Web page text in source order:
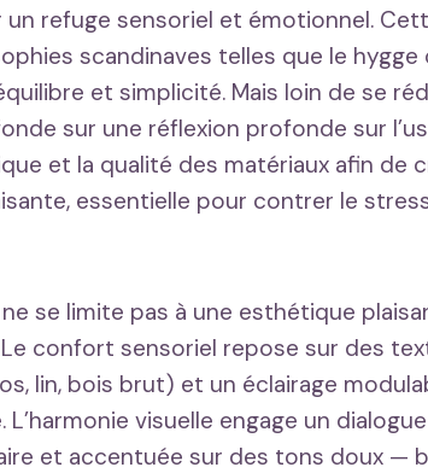
refuge sensoriel et émotionnel.
scandinaves telles que le hygge
et simplicité. Mais loin de se
sur une réflexion profonde sur
et la qualité des matériaux afin de
essentielle pour contrer le
se limite pas à une esthétique
confort sensoriel repose sur des
lin, bois brut) et un éclairage
L’harmonie visuelle engage un
et accentuée sur des tons doux —